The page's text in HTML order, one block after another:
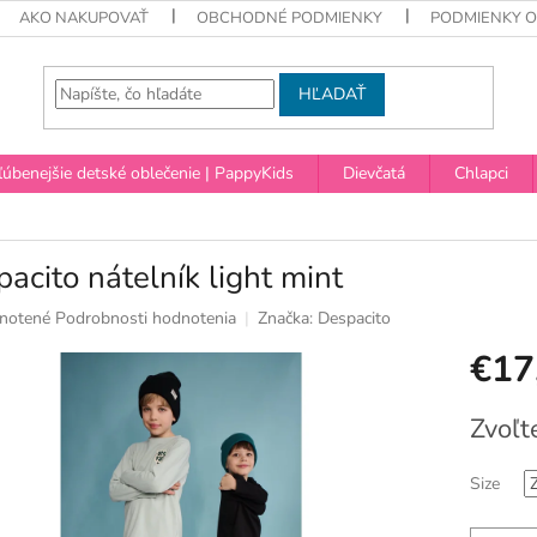
AKO NAKUPOVAŤ OBCHODNÉ PODMIENKY PODMIENKY
HĽADAŤ
detské oblečenie | PappyKids Dievčatá Chlapci
nátelník light mint
Podrobnosti hodnotenia Značka: Despacito
cena:
Size